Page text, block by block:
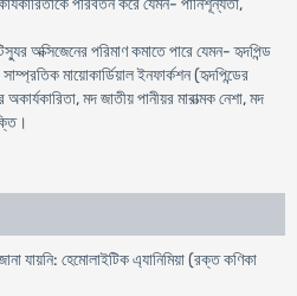
পরিবর্তন করে যেমন- পানিশূন্যতা,
অক্সিজেনের পরিমাণ কমাতে পারে যেমন- হৃদপিন্ড
মায়োকার্ডিয়াল ইনফার্কশন (হৃদপিন্ডের
মদ জাতীয় পানীয়র মারাত্মক নেশা, মদ
যায়নি: হেমোলাইটিক এ্যানিমিয়া (রক্ত কণিকা